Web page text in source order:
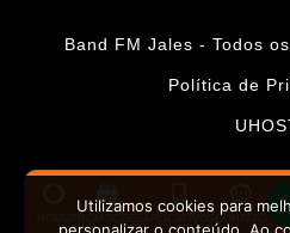
Band FM Jales - Todos
Política de
CONTATO
Utilizamos cookies para